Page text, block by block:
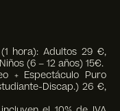
hora): Adultos 29 €,
(6 – 12 años) 15€.
+ Espectáculo Puro
Discap.) 26 €,